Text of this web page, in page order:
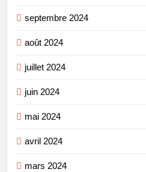
septembre 2024
août 2024
juillet 2024
juin 2024
mai 2024
avril 2024
mars 2024